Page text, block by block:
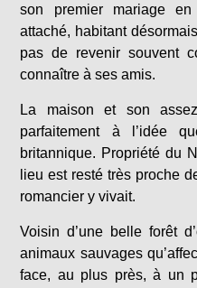
son premier mariage
attaché, habitant
pas de revenir souvent
connaître à ses amis.
La maison et son
parfaitement à l’idée
britannique. Propriété du
lieu est resté très proche
romancier y vivait.
Voisin d’une belle forêt
animaux sauvages
face, au plus près, à un